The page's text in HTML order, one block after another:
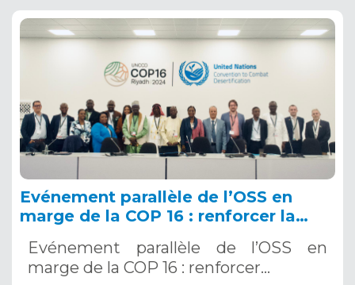
Evénement parallèle de l’OSS en
marge de la COP 16 : renforcer la
Systèmes d’Alerte Précoce
Multirisques. 12 décembre 2024
Evénement parallèle de l’OSS en
marge de la COP 16 : renforcer…